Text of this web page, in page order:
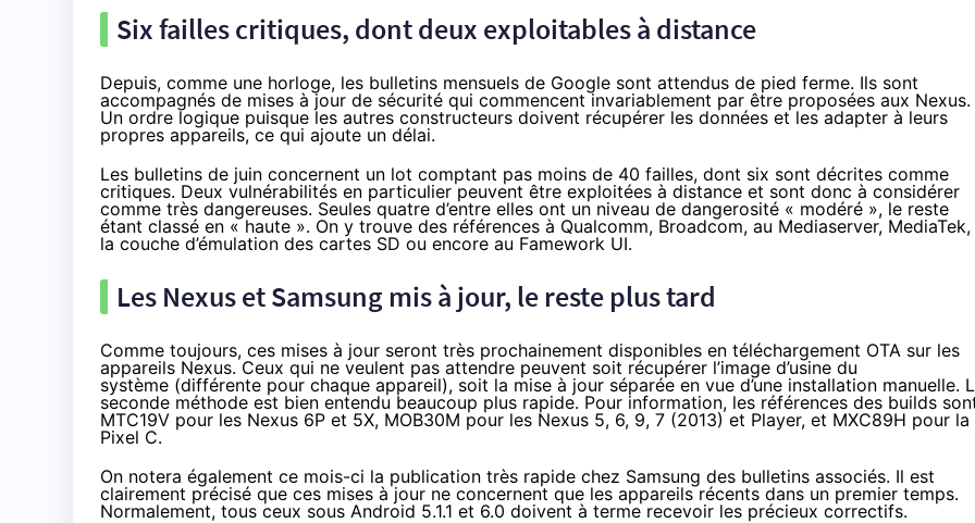
Six failles critiques, dont deux exploitables à distance
Depuis, comme une horloge, les bulletins mensuels de Google sont attendus de pied ferme. Ils sont
accompagnés de mises à jour de sécurité qui commencent invariablement par être proposées aux Nexus.
Un ordre logique puisque les autres constructeurs doivent récupérer les données et les adapter à leurs
propres appareils, ce qui ajoute un délai.
Les bulletins de juin concernent un lot comptant pas moins de 40 failles, dont six sont décrites comme
critiques. Deux vulnérabilités en particulier peuvent être exploitées à distance et sont donc à considérer
comme très dangereuses. Seules quatre d’entre elles ont un niveau de dangerosité « modéré », le reste
étant classé en « haute ». On y trouve des références à Qualcomm, Broadcom, au Mediaserver, MediaTek,
la couche d’émulation des cartes SD ou encore au Famework UI.
Les Nexus et Samsung mis à jour, le reste plus tard
Comme toujours, ces mises à jour seront très prochainement disponibles en téléchargement OTA sur les
appareils Nexus. Ceux qui ne veulent pas attendre peuvent soit récupérer l’image d’usine du
système (différente pour chaque appareil), soit la mise à jour séparée en vue d’une installation manuelle.
seconde méthode est bien entendu beaucoup plus rapide. Pour information, les références des builds
MTC19V pour les Nexus 6P et 5X, MOB30M pour les Nexus 5, 6, 9, 7 (2013) et Player, et MXC89H pour la
Pixel C.
On notera également ce mois-ci la publication très rapide chez Samsung des bulletins associés. Il est
clairement précisé que ces mises à jour ne concernent que les appareils récents dans un premier temps.
Normalement, tous ceux sous Android 5.1.1 et 6.0 doivent à terme recevoir les précieux correctifs.